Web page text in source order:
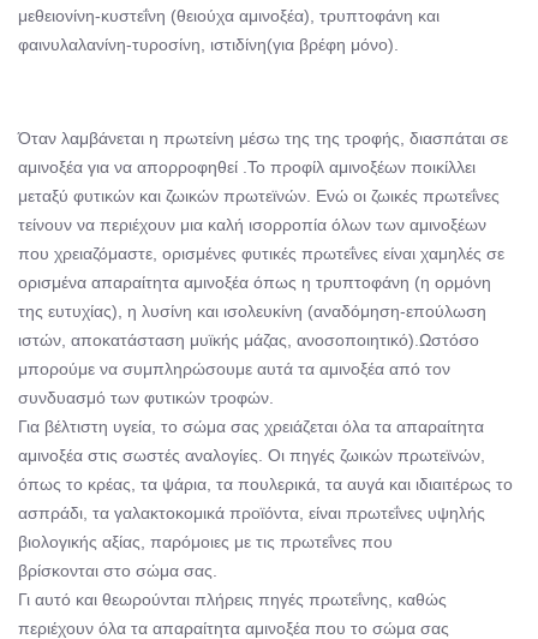
μεθειονίνη-κυστεΐνη (θειούχα αμινοξέα), τρυπτοφάνη και
φαινυλαλανίνη-τυροσίνη, ιστιδίνη(για βρέφη μόνο).
Όταν λαμβάνεται η πρωτείνη μέσω της της τροφής, διασπάται σε
αμινοξέα για να απορροφηθεί .Το προφίλ αμινοξέων ποικίλλει
μεταξύ φυτικών και ζωικών πρωτεϊνών. Ενώ οι ζωικές πρωτεΐνες
τείνουν να περιέχουν μια καλή ισορροπία όλων των αμινοξέων
που χρειαζόμαστε, ορισμένες φυτικές πρωτεΐνες είναι χαμηλές σε
ορισμένα απαραίτητα αμινοξέα όπως η τρυπτοφάνη (η ορμόνη
της ευτυχίας), η λυσίνη και ισολευκίνη (αναδόμηση-επούλωση
ιστών, αποκατάσταση μυϊκής μάζας, ανοσοποιητικό).Ωστόσο
μπορούμε να συμπληρώσουμε αυτά τα αμινοξέα από τον
συνδυασμό των φυτικών τροφών.
Για βέλτιστη υγεία, το σώμα σας χρειάζεται όλα τα απαραίτητα
αμινοξέα στις σωστές αναλογίες. Οι πηγές ζωικών πρωτεϊνών,
όπως το κρέας, τα ψάρια, τα πουλερικά, τα αυγά και ιδιαιτέρως το
ασπράδι, τα γαλακτοκομικά προϊόντα, είναι πρωτεΐνες υψηλής
βιολογικής αξίας, παρόμοιες με τις πρωτεΐνες που
βρίσκονται στο σώμα σας.
Γι αυτό και θεωρούνται πλήρεις πηγές πρωτεΐνης, καθώς
περιέχουν όλα τα απαραίτητα αμινοξέα που το σώμα σας